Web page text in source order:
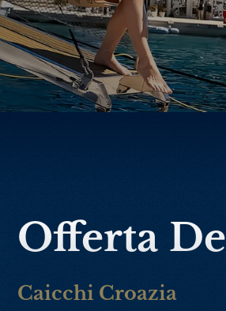
Offerta
Caicchi Croazia